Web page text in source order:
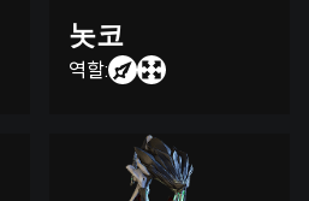
놋코
역할: